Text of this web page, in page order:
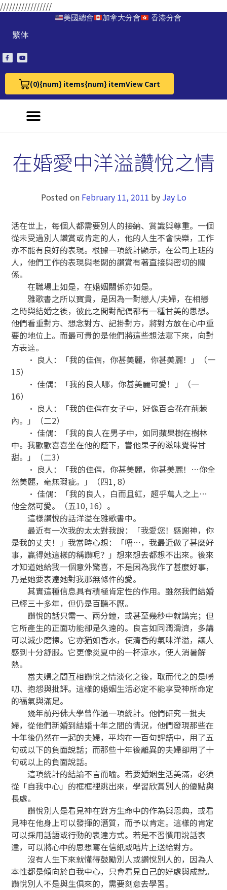
/////////////////
美國總會 加拿大分會 香港分會
繁体
(0)
View Cart 0{num} items{num} itemView Cart
在婚愛中洋溢讚悅之情
Posted on February 11, 2011 by Jay Lo
活在世上，每個人都需要別人的接納、賞識與尊重。一個
從未受過別人讚賞或肯定的人，他的人生不會快樂，工作
亦不能有良好的表現。根據一項統計顯示，在公司上班的
人，他們工作的表現與老闆的讚賞有著直接與密切的關
係。
在職場上如是，在婚姻關係亦如是。
雅歌書之所以寶貴，是因為一對戀人/夫婦，在相戀
之時與結婚之後，彼此之間對配偶都有一種甘美的思想。
他們看重對方、想念對方、記掛對方，將對方放在心中重
要的地位上。而最可貴的是他們將這些想法寫下來，向對
方表達。
• 良人：「我的佳偶，你甚美麗，你甚美麗！」（一
15）
• 佳偶：「我的良人哪，你甚美麗可愛！」（一
16）
• 良人：「我的佳偶在女子中，好像百合花在荊棘
內。」（二2）
• 佳偶：「我的良人在男子中，如同蘋果樹在樹林
中。我歡歡喜喜坐在他的蔭下，嘗他果子的滋味覺得甘
甜。」（二3）
• 良人：「我的佳偶，你甚美麗，你甚美麗！…你全
然美麗，毫無瑕疵。」（四1, 8）
• 佳偶：「我的良人，白而且紅，超乎萬人之上…
他全然可愛。（五10, 16）。
這樣讚悅的話洋溢在雅歌書中。
最近有一次我的太太對我說：「我愛您！感謝神，你
是我的丈夫！」我當時心想：「唔…，我最近做了甚麼好
事，贏得她這樣的稱讚呢？」想來想去都想不出來。後來
才知道她給我一個意外驚喜，不是因為我作了甚麼好事，
乃是她要表達她對我那無條件的愛。
其實這種信息具有積極肯定性的作用。雖然我們結婚
已經三十多年，但仍是百聽不厭。
讚悅的話只需一、兩分鐘，或甚至幾秒中就講完；但
它所產生的正面功能卻是久遠的。良言如同潤滑濟，多講
可以減少磨擦。它亦猶如香水，使清香的氣味洋溢，讓人
感到十分舒服。它更像炎夏中的一杯涼水，使人消暑解
熱。
當夫婦之間互相讚悅之情淡化之後，取而代之的是嘮
叨、抱怨與批評。這樣的婚姻生活必定不能享受神所命定
的福氣與滿足。
幾年前丹佛大學曾作過一項統計。他們研究一批夫
婦，從他們新婚到結婚十年之間的情況，他們發現那些在
十年後仍然在一起的夫婦，平均在一百句評語中，用了五
句或以下的負面說話；而那些十年後離異的夫婦卻用了十
句或以上的負面說話。
這項統計的結論不言而喻。若要婚姻生活美滿，必須
從「自我中心」的框框裡跳出來，學習欣賞別人的優點與
長處。
讚悅別人是看見神在對方生命中的作為與恩典，或看
見神在他身上可以發揮的潛質，而予以肯定。這樣的肯定
可以採用話語或行動的表達方式。若是不習慣用說話表
達，可以將心中的思想寫在信紙或咭片上送給對方。
沒有人生下來就懂得鼓勵別人或讚悅別人的，因為人
本性都是傾向於自我中心，只會看見自己的好處與成就。
讚悅別人不是與生俱來的，需要刻意去學習。